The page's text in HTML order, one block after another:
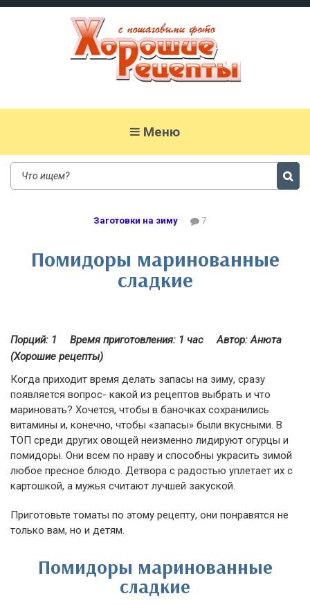
Меню
Заготовки на зиму 7
Помидоры маринованные
сладкие
Порций: 1 Время приготовления: 1 час
Автор: Анюта
(Хорошие рецепты)
Когда приходит время делать запасы на зиму, сразу
появляется вопрос- какой из рецептов выбрать и что
мариновать? Хочется, чтобы в баночках сохранились
витамины и, конечно, чтобы «запасы» были вкусными. В
ТОП среди других овощей неизменно лидируют огурцы и
помидоры. Они всем по нраву и способны украсить зимой
любое пресное блюдо. Детвора с радостью уплетает их с
картошкой, а мужья считают лучшей закуской.
Приготовьте томаты по этому рецепту, они понравятся не
только вам, но и детям.
Помидоры маринованные
сладкие